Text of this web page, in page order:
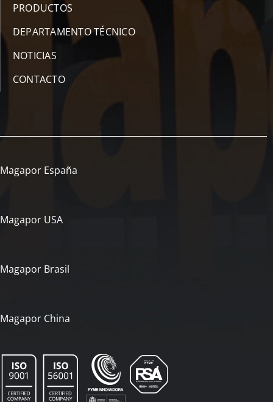
PRODUCTOS
DEPARTAMENTO TÉCNICO
NOTICIAS
CONTACTO
Magapor España
Magapor USA
Magapor Brasil
Magapor China